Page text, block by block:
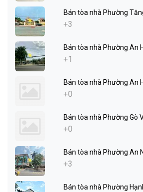
Bán tòa nhà Phường
+3
Bán tòa nhà Phường An
+1
Bán tòa nhà Phường An
+0
Bán tòa nhà Phường Gò
+0
Bán tòa nhà Phường An
+3
Bán tòa nhà Phường